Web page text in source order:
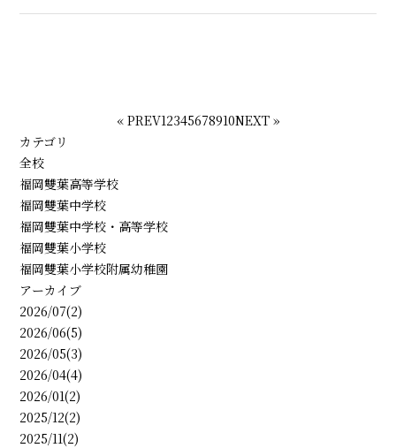
« PREV12345678910NEXT »
カテゴリ
全校
福岡雙葉高等学校
福岡雙葉中学校
福岡雙葉中学校・高等学校
福岡雙葉小学校
福岡雙葉小学校附属幼稚園
アーカイブ
2026/07(2)
2026/06(5)
2026/05(3)
2026/04(4)
2026/01(2)
2025/12(2)
2025/11(2)